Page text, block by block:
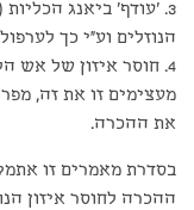
3. 'עודף' ביאנג
הנוזלים וע"י כך
4. חוסר איזון של אש
את ההכרה.
בסדרת מאמרים זו
ההכרה לחוסר איזון